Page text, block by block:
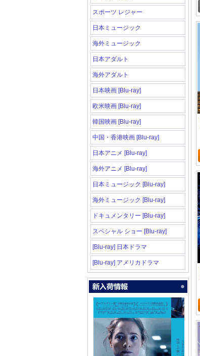
スポーツ レジャー
日本ミュージック
海外ミュージック
日本アダルト
海外アダルト
日本映画 [Blu-ray]
欧米映画 [Blu-ray]
韓国映画 [Blu-ray]
中国・香港映画 [Blu-ray]
日本アニメ [Blu-ray]
海外アニメ [Blu-ray]
日本ミュージック [Blu-ray]
海外ミュージック [Blu-ray]
ドキュメンタリー [Blu-ray]
スペシャル ショー [Blu-ray]
[Blu-ray] 日本ドラマ
[Blu-ray] アメリカドラマ